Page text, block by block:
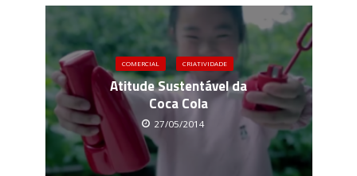
COMERCIAL CRIATIVIDADE
Atitude Sustentável da
Coca Cola
27/05/2014